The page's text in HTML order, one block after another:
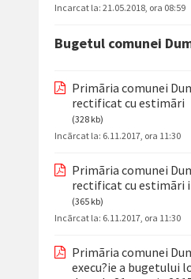
Incarcat la: 21.05.2018, ora 08:59
Bugetul comunei
Primãria comunei
rectificat cu estimãri
(328 kb)
Incãrcat la: 6.11.2017, ora 11:30
Primãria comunei
rectificat cu estimãri
(365 kb)
Incãrcat la: 6.11.2017, ora 11:30
Primãria comunei
execu?ie a bugetului